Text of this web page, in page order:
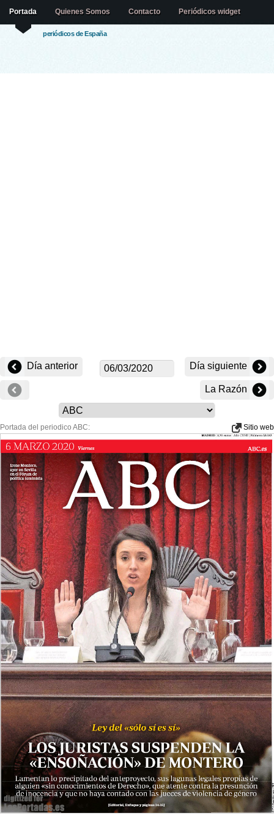
periódicos de España
Portada Quienes Somos Contacto Periódicos widget
Día anterior Día siguiente
La Razón
Portada del periodico ABC: Sitio web